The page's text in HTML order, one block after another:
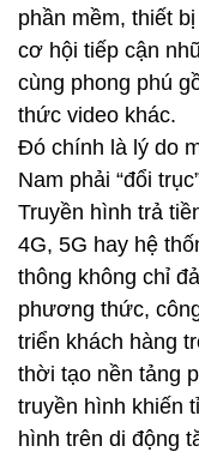
phần mềm, thiết
cơ hội tiếp cận
cùng phong phú
thức video khác.
Đó chính là lý do
Nam phải “đổi
Truyền hình trả
4G, 5G hay hệ
thông không chỉ
phương thức,
triển khách hàng
thời tạo nền tảng
truyền hình khiến
hình trên di động